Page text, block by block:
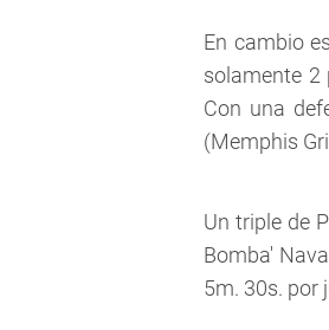
En cambio
solamente 2
Con una
(Memphis
Un triple de
Bomba'
5m. 30s. por